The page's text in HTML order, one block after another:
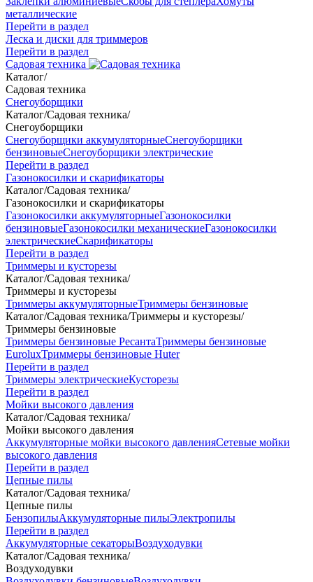
металлические
Перейти в раздел
Леска и диски для триммеров
Перейти в раздел
Садовая техника
Каталог/
Садовая техника
Снегоуборщики
Каталог/Садовая техника/
Снегоуборщики
Снегоуборщики аккумуляторныеСнегоуборщики
бензиновыеСнегоуборщики электрические
Перейти в раздел
Газонокосилки и скарификаторы
Каталог/Садовая техника/
Газонокосилки и скарификаторы
Газонокосилки аккумуляторныеГазонокосилки
бензиновыеГазонокосилки механическиеГазонокосилки
электрическиеСкарификаторы
Перейти в раздел
Триммеры и кусторезы
Каталог/Садовая техника/
Триммеры и кусторезы
Триммеры аккумуляторныеТриммеры бензиновые
Каталог/Садовая техника/Триммеры и кусторезы/
Триммеры бензиновые
Триммеры бензиновые РесантаТриммеры бензиновые
EuroluxТриммеры бензиновые Huter
Перейти в раздел
Триммеры электрическиеКусторезы
Перейти в раздел
Мойки высокого давления
Каталог/Садовая техника/
Мойки высокого давления
Аккумуляторные мойки высокого давленияСетевые мойки
высокого давления
Перейти в раздел
Цепные пилы
Каталог/Садовая техника/
Цепные пилы
БензопилыАккумуляторные пилыЭлектропилы
Перейти в раздел
Аккумуляторные секаторыВоздуходувки
Каталог/Садовая техника/
Воздуходувки